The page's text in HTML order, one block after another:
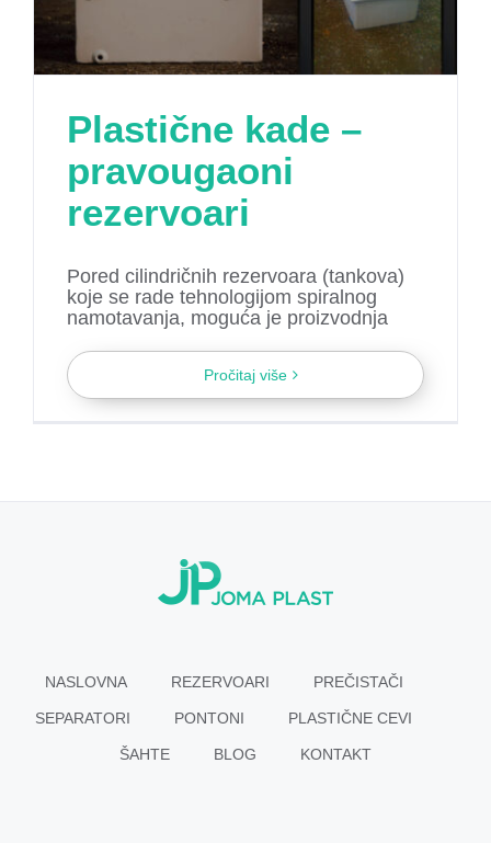
Plastične kade –
pravougaoni
rezervoari
Pored cilindričnih rezervoara (tankova)
koje se rade tehnologijom spiralnog
namotavanja, moguća je proizvodnja
Pročitaj više
NASLOVNA REZERVOARI PREČISTAČI
SEPARATORI PONTONI PLASTIČNE CEVI
ŠAHTE BLOG KONTAKT